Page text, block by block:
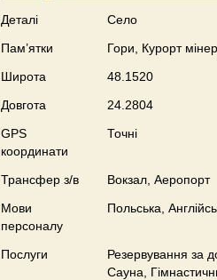
Деталі
Село
Пам’ятки
Гори, Курорт
Широта
48.1520
Довгота
24.2804
GPS
координати
Точні
Трансфер з/в
Вокзал, Аеропорт
Мови
персоналу
Польська,
Послуги
Резервування за
Сауна,